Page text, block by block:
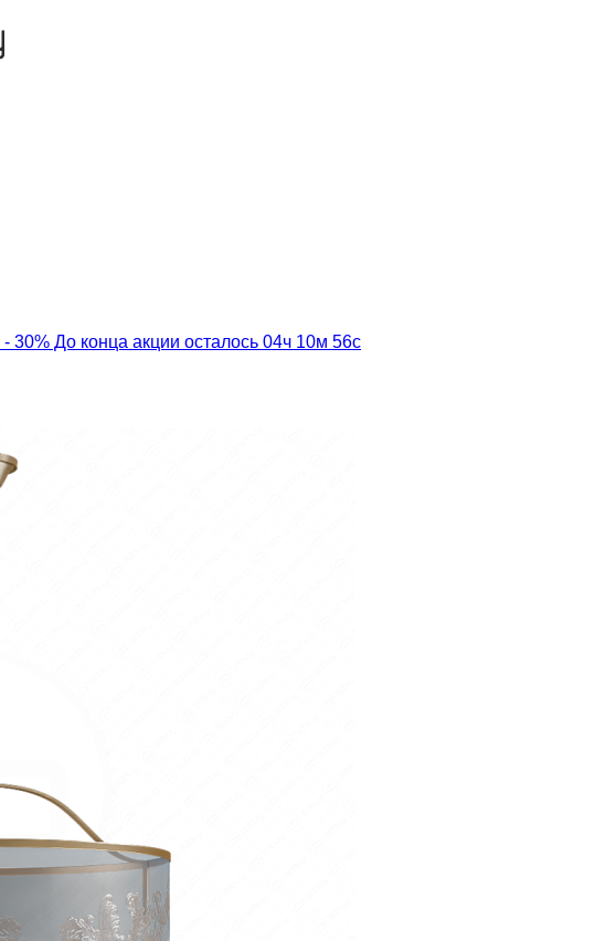
- 30% До конца акции осталось 04ч 10м 55с